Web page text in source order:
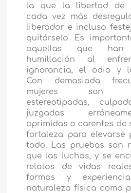
la que la libertad de
cada vez más
liberador e incluso
quitárselo. Es
aquellas que
humillación al
ignorancia, el odio y
Con demasiada
mujeres son
estereotipadas,
juzgadas
oprimidas o carentes de
fortaleza para elevarse
todo. Las pruebas son
que las luchas, y se
relatos de vidas
formas y
naturaleza física como